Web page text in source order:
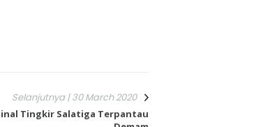
Selanjutnya | 30 March 2020
Tingkir Salatiga Terpantau